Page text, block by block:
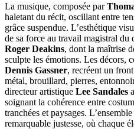
La musique, composée par
haletant du récit, oscillant entre
grâce suspendue. L’esthétique
de sa force au travail magistral du
Roger Deakins, dont la maîtrise
sculpte les émotions. Les décors,
Dennis Gassner, recréent un
métal, brouillard, pierres,
directeur artistique Lee Sandales
soignant la cohérence entre
tranchées et paysages.
remarquable justesse, où chaque